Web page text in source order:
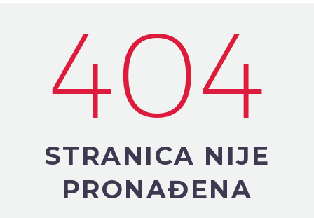
404
STRANICA NIJE
PRONAĐENA